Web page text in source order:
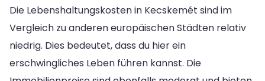
Die Lebenshaltungskosten in Kecskemét sind im
Vergleich zu anderen europäischen Städten relativ
niedrig. Dies bedeutet, dass du hier ein
erschwingliches Leben führen kannst. Die